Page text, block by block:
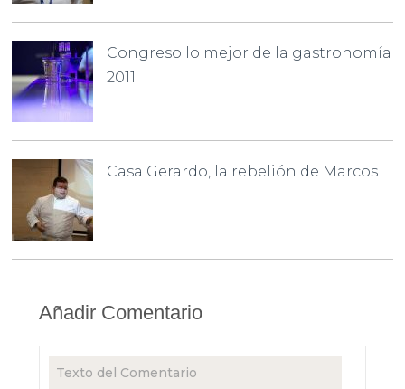
Congreso lo mejor de la gastronomía
2011
Casa Gerardo, la rebelión de Marcos
Añadir Comentario